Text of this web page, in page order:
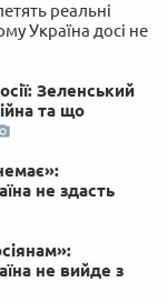
реальні
Україна досі не
Зеленський
та що
не здасть
не вийде з